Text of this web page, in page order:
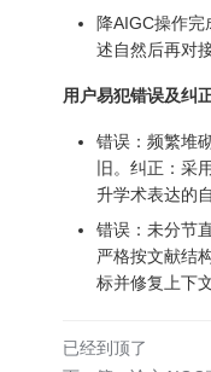
降AIGC操作
述自然后再对
用户易犯错误及纠
错误：频繁堆
旧。纠正：采
升学术表达的
错误：未分节
严格按文献结
标并修复上下
已经到顶了